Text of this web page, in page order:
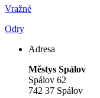
Vražné
Odry
Adresa
Městys Spálov
Spálov 62
742 37 Spálov